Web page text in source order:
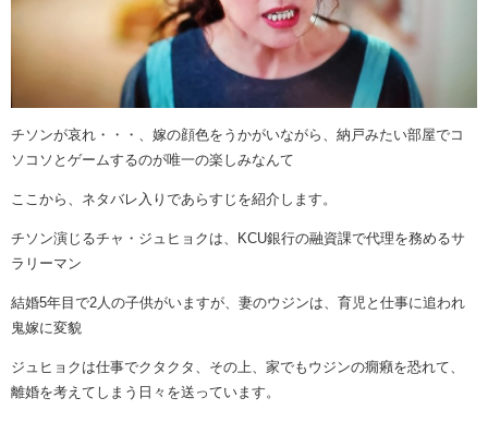
チソンが哀れ・・・、嫁の顔色をうかがいながら、納戸みたい部屋でコ
ソコソとゲームするのが唯一の楽しみなんて
ここから、ネタバレ入りであらすじを紹介します。
チソン演じるチャ・ジュヒョクは、KCU銀行の融資課で代理を務めるサ
ラリーマン
結婚5年目で2人の子供がいますが、妻のウジンは、育児と仕事に追われ
鬼嫁に変貌
ジュヒョクは仕事でクタクタ、その上、家でもウジンの癇癪を恐れて、
離婚を考えてしまう日々を送っています。